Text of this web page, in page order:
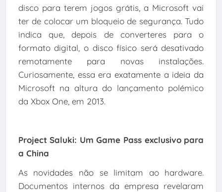
disco para terem jogos grátis, a Microsoft vai
ter de colocar um bloqueio de segurança. Tudo
indica que, depois de converteres para o
formato digital, o disco físico será desativado
remotamente para novas instalações.
Curiosamente, essa era exatamente a ideia da
Microsoft na altura do lançamento polémico
da Xbox One, em 2013.
Project Saluki: Um Game Pass exclusivo para
a China
As novidades não se limitam ao hardware.
Documentos internos da empresa revelaram